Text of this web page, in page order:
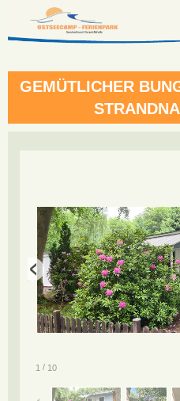
GEMÜTLICHER
1 / 10